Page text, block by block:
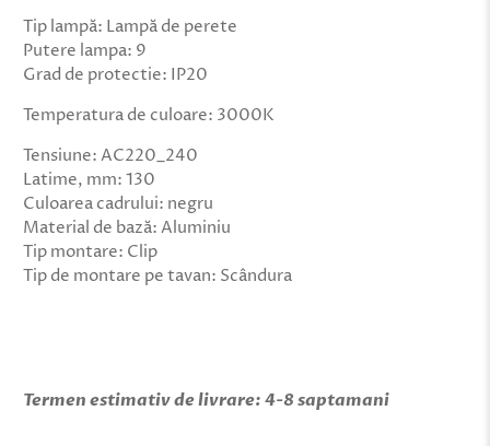
Tip lampă: Lampă de perete
Putere lampa: 9
Grad de protectie: IP20
Temperatura de culoare: 3000K
Tensiune: AC220_240
Latime, mm: 130
Culoarea cadrului: negru
Material de bază: Aluminiu
Tip montare: Clip
Tip de montare pe tavan: Scândura
Termen estimativ de livrare: 4-8 saptamani